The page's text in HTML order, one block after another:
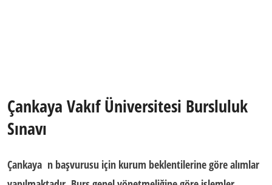
Çankaya Vakıf Üniversitesi Bursluluk
Sınavı
Çankaya n başvurusu için kurum beklentilerine göre alımlar